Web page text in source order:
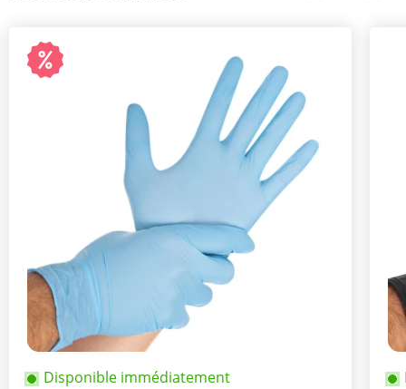
Disponible immédiatement